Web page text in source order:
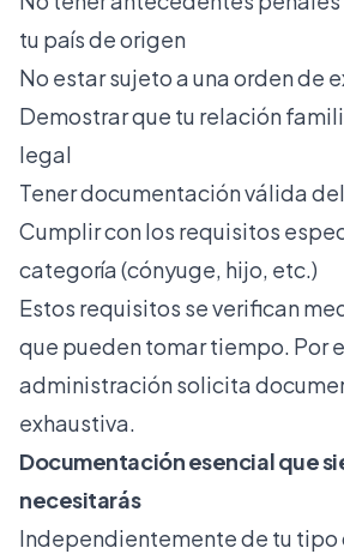
tu país de origen
No estar sujeto a una orden de
Demostrar que tu relación
legal
Tener documentación válida
Cumplir con los requisitos
categoría (cónyuge, hijo, etc.)
Estos requisitos se verifican
que pueden tomar tiempo. Por
administración solicita
exhaustiva.
Documentación esencial que
necesitarás
Independientemente de tu tipo